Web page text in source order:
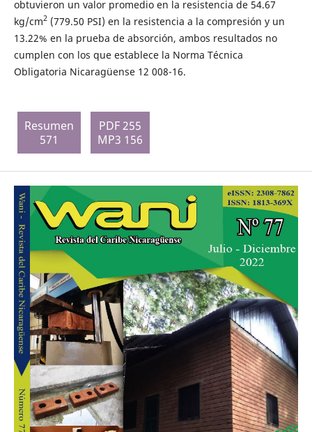
obtuvieron un valor promedio en la resistencia de 54.67
kg/cm2(779.50 PSI) en la resistencia a la compresión y un
13.22% en la prueba de absorción, ambos resultados no
cumplen con los que establece la Norma Técnica
Obligatoria Nicaragüense 12 008-16.
Resumen
571
PDF 255
MP3 156